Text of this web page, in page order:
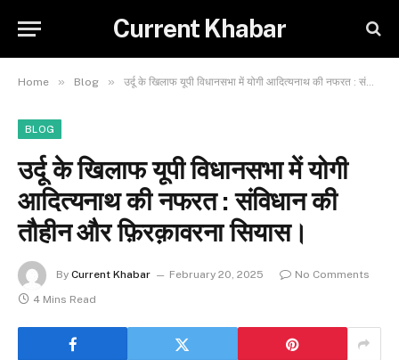
Current Khabar
Home » Blog » उर्दू के खिलाफ यूपी विधानसभा में योगी आदित्यनाथ की नफरत : संविधान की तौहीन और फ़िरक़ावरना सियास।
BLOG
उर्दू के खिलाफ यूपी विधानसभा में योगी
आदित्यनाथ की नफरत : संविधान की
तौहीन और फ़िरक़ावरना सियास।
By Current Khabar February 20, 2025
No Comments
4 Mins Read